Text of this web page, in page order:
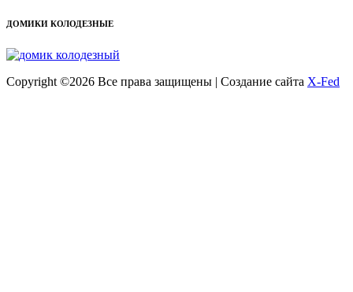
ДОМИКИ КОЛОДЕЗНЫЕ
Copyright ©2026 Все права защищены | Создание сайта X-Fed